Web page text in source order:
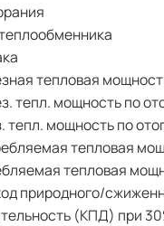
тепловая
тепл. мощность по
тепл. мощность по
тепловая
тепловая
природного/
(КПД) при